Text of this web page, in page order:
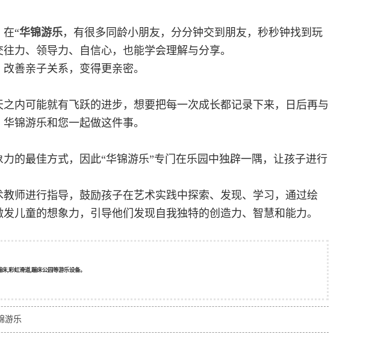
在“华锦游乐，有很多同龄小朋友，分分钟交到朋友，秒秒钟找到玩
力、领导力、自信心，也能学会理解与分享。
善亲子关系，变得更亲密。
内可能就有飞跃的进步，想要把每一次成长都记录下来，日后再与
锦游乐和您一起做这件事。
的最佳方式，因此“华锦游乐”专门在乐园中独辟一隅，让孩子进行
师进行指导，鼓励孩子在艺术实践中探索、发现、学习，通过绘
儿童的想象力，引导他们发现自我独特的创造力、智慧和能力。
,彩虹滑道,蹦床公园等游乐设备。
游乐